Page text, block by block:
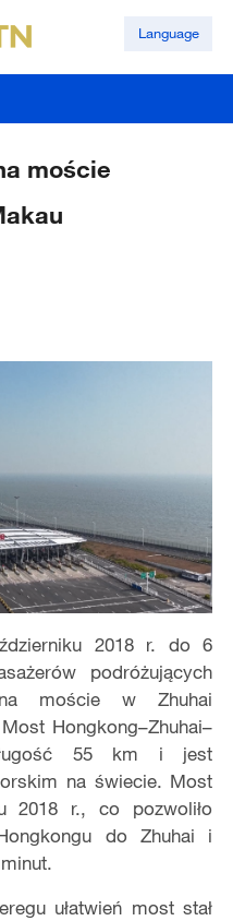
Language
moście
2018 r. do 6
podróżujących
moście w Zhuhai
Hongkong–Zhuhai–
55 km i jest
na świecie. Most
2018 r., co pozwoliło
do Zhuhai i
ułatwień most stał